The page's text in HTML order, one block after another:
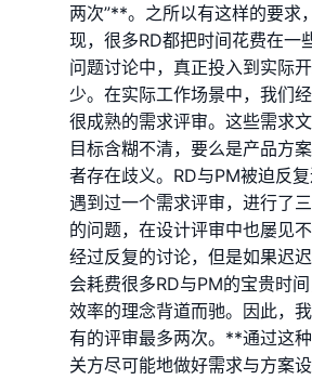
两次”**。之所以有这样的要求
现，很多RD都把时间花费在一
问题讨论中，真正投入到实际
少。在实际工作场景中，我们
很成熟的需求评审。这些需求
目标含糊不清，要么是产品方
者存在歧义。RD与PM被迫反
遇到过一个需求评审，进行了
的问题，在设计评审中也屡见
经过反复的讨论，但是如果迟
会耗费很多RD与PM的宝贵时
效率的理念背道而驰。因此，
有的评审最多两次。**通过这
关方尽可能地做好需求与方案